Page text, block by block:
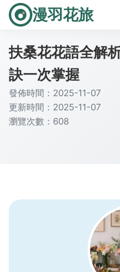
漫羽花旅
扶桑花花語全解
訣一次掌握
發佈時間：2025-11-07
更新時間：2025-11-07
瀏覽次數：608